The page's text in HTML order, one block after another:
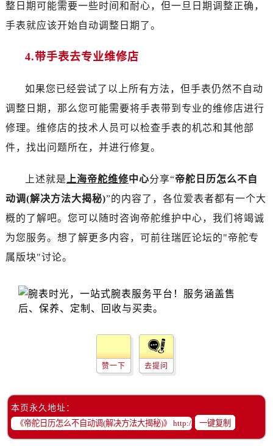
整日期可能需要一些时间和耐心，但一旦日期调整正确，
手表就应该开始自动调整日期了。
4.带手表去专业维修店
如果您已经尝试了以上所有方法，但手表仍然不自动
调整日期，那么您可能需要将手表带到专业的维修店进行
修理。维修店的技术人员可以检查手表的机芯和其他部
件，找出问题所在，并进行修复。
上述就是 上海帝舵维修中心分享“帝舵日历怎么不自
动调(解决方法大揭秘)”的内容了，各位爱表者都有一个大
概的了解吧。您可以随时咨询帝舵维护中心，我们将竭诚
为您服务。想了解更多内容，可前往瑞匠论坛的"帝舵专
属版块"讨论。
赞一下 去提问
本页永久地址：
一键复制